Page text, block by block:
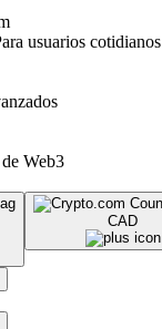
usuarios cotidianos
Web3
CAD